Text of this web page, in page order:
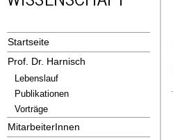
Startseite
Prof. Dr. Harnisch
Lebenslauf
Publikationen
Vorträge
MitarbeiterInnen